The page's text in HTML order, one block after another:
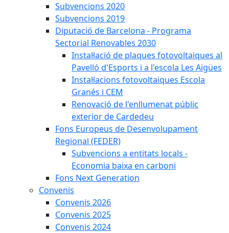
Subvencions 2020
Subvencions 2019
Diputació de Barcelona - Programa
Sectorial Renovables 2030
Instal·lació de plaques fotovoltaiques al
Pavelló d'Esports i a l'escola Les Aigües
Instal·lacions fotovoltaiques Escola
Granés i CEM
Renovació de l'enllumenat públic
exterior de Cardedeu
Fons Europeus de Desenvolupament
Regional (FEDER)
Subvencions a entitats locals -
Economia baixa en carboni
Fons Next Generation
Convenis
Convenis 2026
Convenis 2025
Convenis 2024